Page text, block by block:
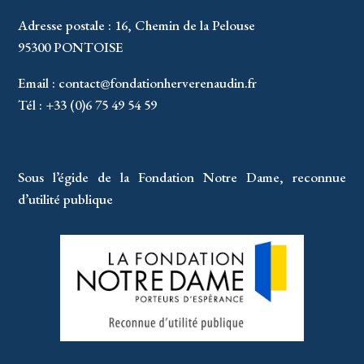
Adresse postale : 16, Chemin de la Pelouse
95300 PONTOISE
Email : contact@fondationherverenaudin.fr
Tél : +33 (0)6 75 49 54 59
Sous l’égide de la Fondation Notre Dame, reconnue
d’utilité publique